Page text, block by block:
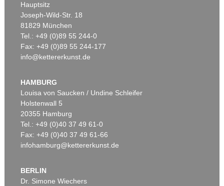
Hauptsitz
Joseph-Wild-Str. 18
81829 München
Tel.: +49 (0)89 55 244-0
Fax: +49 (0)89 55 244-177
info@kettererkunst.de
HAMBURG
Louisa von Saucken / Undine Schleifer
Holstenwall 5
20355 Hamburg
Tel.: +49 (0)40 37 49 61-0
Fax: +49 (0)40 37 49 61-66
infohamburg@kettererkunst.de
BERLIN
Dr. Simone Wiechers